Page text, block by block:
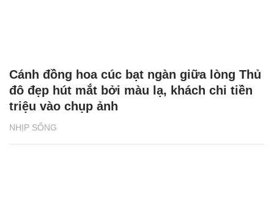
NHỊP SỐNG
Cánh đồng hoa cúc bạt ngàn giữa lòng Thủ
đô đẹp hút mắt bởi màu lạ, khách chi tiền
triệu vào chụp ảnh